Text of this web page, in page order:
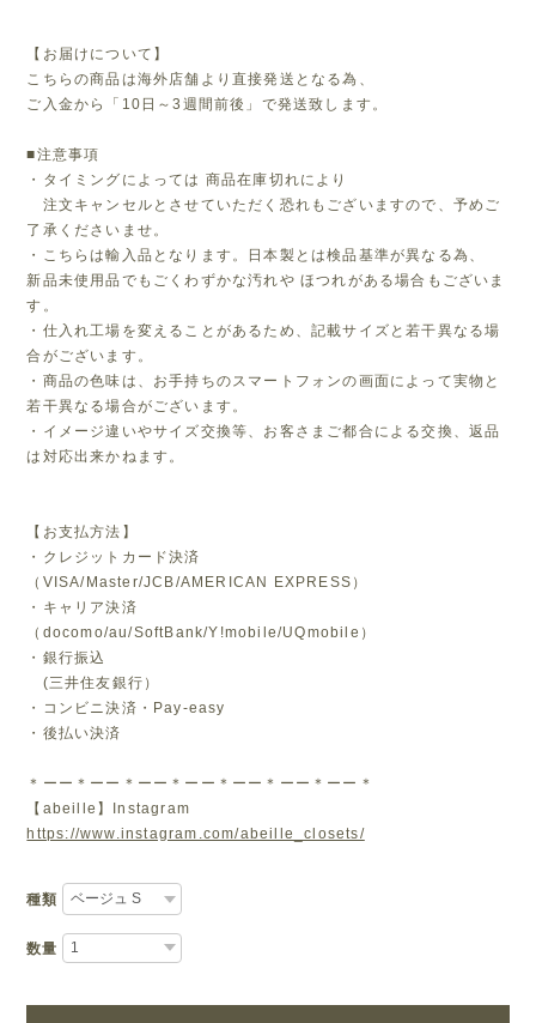
【お届けについて】
こちらの商品は海外店舗より直接発送となる為、
ご入金から「10日～3週間前後」で発送致します。
■注意事項
・タイミングによっては 商品在庫切れにより
注文キャンセルとさせていただく恐れもございますので、予めご
了承くださいませ。
・こちらは輸入品となります。日本製とは検品基準が異なる為、
新品未使用品でもごくわずかな汚れや ほつれがある場合もございま
す。
・仕入れ工場を変えることがあるため、記載サイズと若干異なる場
合がございます。
・商品の色味は、お手持ちのスマートフォンの画面によって実物と
若干異なる場合がございます。
・イメージ違いやサイズ交換等、お客さまご都合による交換、返品
は対応出来かねます。
【お支払方法】
・クレジットカード決済
（VISA/Master/JCB/AMERICAN EXPRESS）
・キャリア決済
（docomo/au/SoftBank/Y!mobile/UQmobile）
・銀行振込
(三井住友銀行）
・コンビニ決済・Pay-easy
・後払い決済
＊ーー＊ーー＊ーー＊ーー＊ーー＊ーー＊ーー＊
【abeille】Instagram
https://www.instagram.com/abeille_closets/
種類
数量